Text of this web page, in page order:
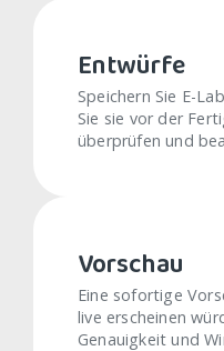
Entwürfe
Speichern Sie E-
Sie sie vor der
überprüfen und
Vorschau
Eine sofortige
live erscheinen
Genauigkeit und